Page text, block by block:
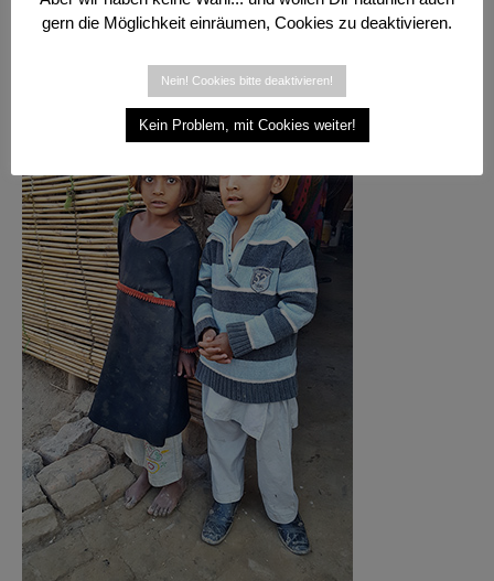
gern die Möglichkeit einräumen, Cookies zu deaktivieren.
Nein! Cookies bitte deaktivieren!
Kein Problem, mit Cookies weiter!